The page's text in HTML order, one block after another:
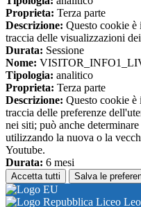
Proprieta: Terza parte
Descrizione: Questo cookie è
traccia delle visualizzazioni
Durata: Sessione
Nome:
Tipologia: analitico
Proprieta: Terza parte
Descrizione: Questo cookie è
traccia delle preferenze
nei siti; può anche
utilizzando la nuova o la
Youtube.
Durata: 6 mesi
Accetta tutti Salva le
Liceo